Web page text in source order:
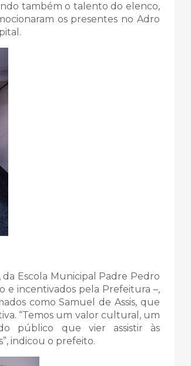
também o talento do elenco,
os presentes no Adro
Escola Municipal Padre Pedro
e incentivados pela Prefeitura –,
como Samuel de Assis, que
“Temos um valor cultural, um
público que vier assistir às
indicou o prefeito.